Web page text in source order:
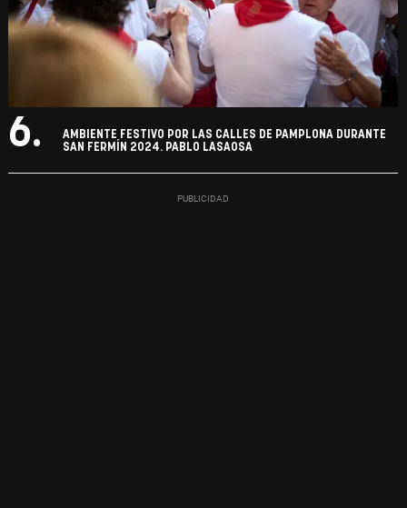
6.
AMBIENTE FESTIVO POR LAS CALLES DE PAMPLONA DURANTE
SAN FERMÍN 2024. PABLO LASAOSA